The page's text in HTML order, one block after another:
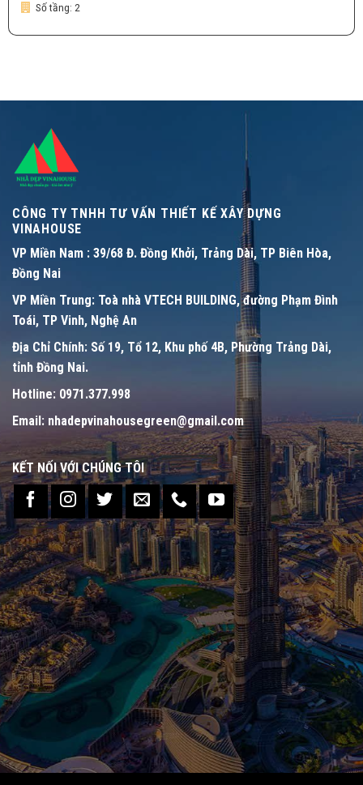
Số tầng: 2
CÔNG TY TNHH TƯ VẤN THIẾT KẾ XÂY DỰNG
VINAHOUSE
VP Miền Nam : 39/68 Đ. Đồng Khởi, Trảng Dài, TP Biên Hòa,
Đồng Nai
VP Miền Trung: Toà nhà VTECH BUILDING, đường Phạm Đình
Toái, TP Vinh, Nghệ An
Địa Chỉ Chính: Số 19, Tổ 12, Khu phố 4B, Phường Trảng Dài,
tỉnh Đồng Nai.
Hotline: 0971.377.998
Email: nhadepvinahousegreen@gmail.com
KẾT NỐI VỚI CHÚNG TÔI